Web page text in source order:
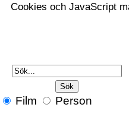
Cookies och JavaScript
Film Person